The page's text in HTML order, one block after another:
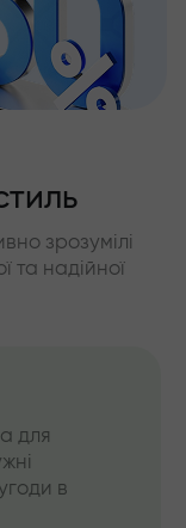
зрозумілі
та надійної
для
в